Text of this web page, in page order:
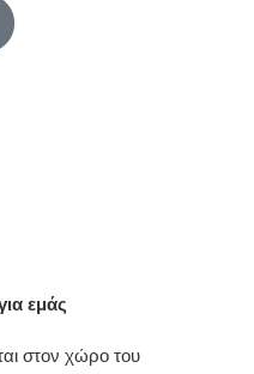
εμάς
στον χώρο του